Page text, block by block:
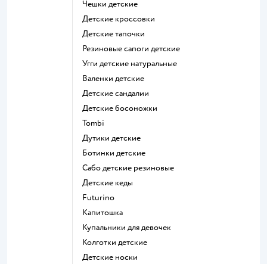
Чешки детские
Детские кроссовки
Детские тапочки
Резиновые сапоги детские
Угги детские натуральные
Валенки детские
Детские сандалии
Детские босоножки
Tombi
Дутики детские
Ботинки детские
Сабо детские резиновые
Детские кеды
Futurino
Капитошка
Купальники для девочек
Колготки детские
Детские носки